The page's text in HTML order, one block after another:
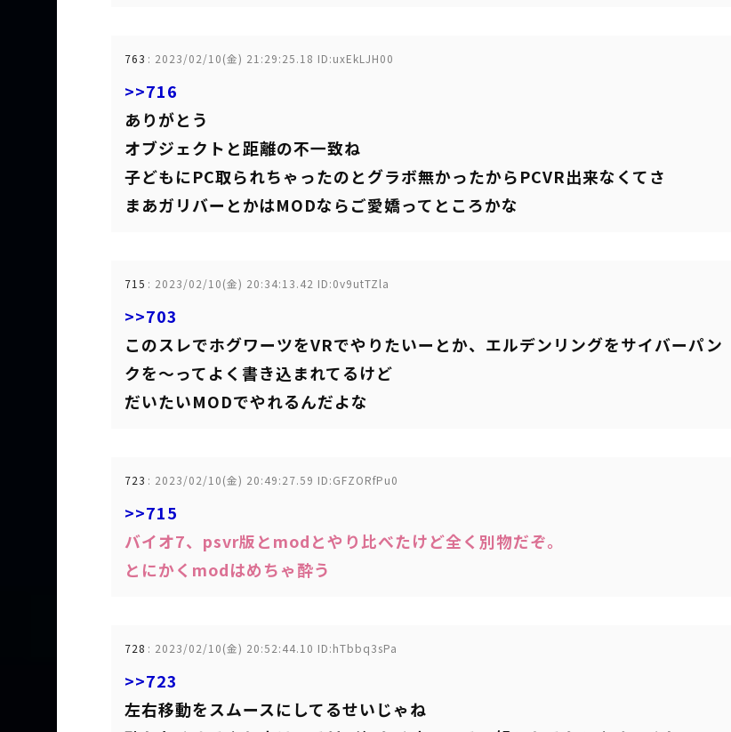
763 : 2023/02/10(金) 21:29:25.18 ID:uxEkLJH00
>>716
ありがとう
オブジェクトと距離の不一致ね
子どもにPC取られちゃったのとグラボ無かったからPCVR出来なくてさ
まあガリバーとかはMODならご愛嬌ってところかな
715 : 2023/02/10(金) 20:34:13.42 ID:0v9utTZla
>>703
このスレでホグワーツをVRでやりたいーとか、エルデンリングをサイバーパン
クを～ってよく書き込まれてるけど
だいたいMODでやれるんだよな
723 : 2023/02/10(金) 20:49:27.59 ID:GFZORfPu0
>>715
バイオ7、psvr版とmodとやり比べたけど全く別物だぞ。
とにかくmodはめちゃ酔う
728 : 2023/02/10(金) 20:52:44.10 ID:hTbbq3sPa
>>723
左右移動をスムースにしてるせいじゃね